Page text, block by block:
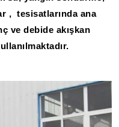
, tesisatlarında ana
ve debide akışkan